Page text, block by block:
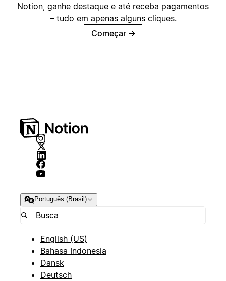
Notion, ganhe destaque e até receba pagamentos
– tudo em apenas alguns cliques.
Começar →
Português (Brasil)
English (US)
Bahasa Indonesia
Dansk
Deutsch